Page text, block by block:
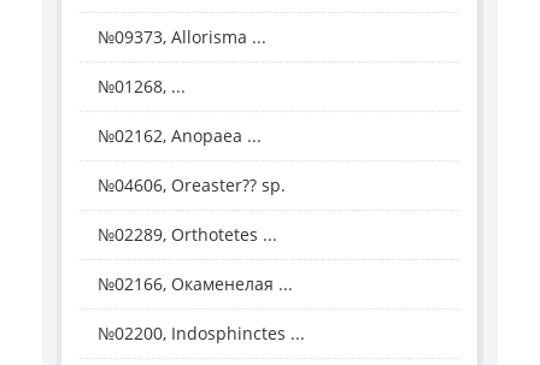
№09373, Allorisma ...
№01268, ...
№02162, Anopaea ...
№04606, Oreaster?? sp.
№02289, Orthotetes ...
№02166, Окаменелая ...
№02200, Indosphinctes ...